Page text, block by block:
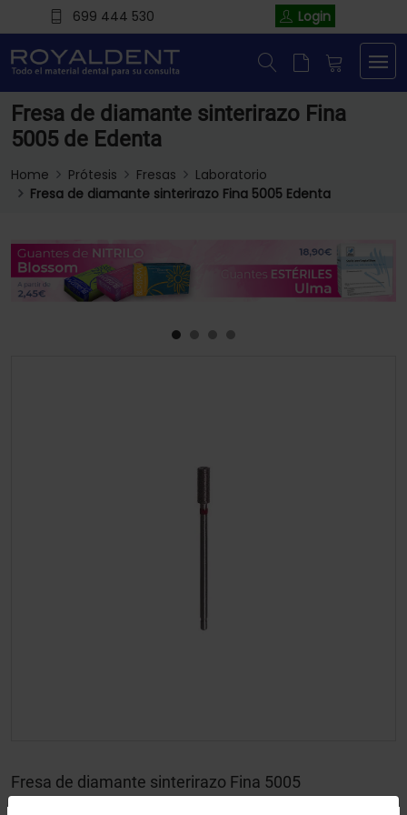
699 444 530 Login
Fresa de diamante sinterirazo Fina
5005 de Edenta
Home Prótesis Fresas
Laboratorio
Fresa de diamante sinterirazo Fina 5005 Edenta
Fresa de diamante sinterirazo Fina 5005